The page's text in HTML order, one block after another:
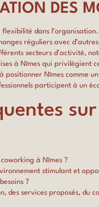
DES
flexibilité dans l’organisation.
réguliers avec
secteurs d’activité,
à Nîmes qui privilégient
positionner Nîmes comme
participent à un
à Nîmes ?
stimulant et
?
des services proposés, du